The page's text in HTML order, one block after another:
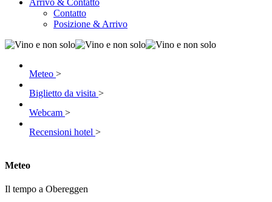
Arrivo & Contatto
Contatto
Posizione & Arrivo
Meteo >
Biglietto da visita >
Webcam >
Recensioni hotel >
Meteo
Il tempo a Obereggen